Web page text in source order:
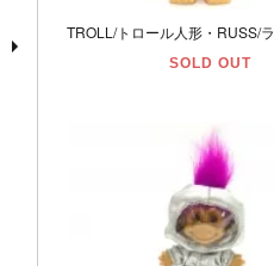
SOLD OUT